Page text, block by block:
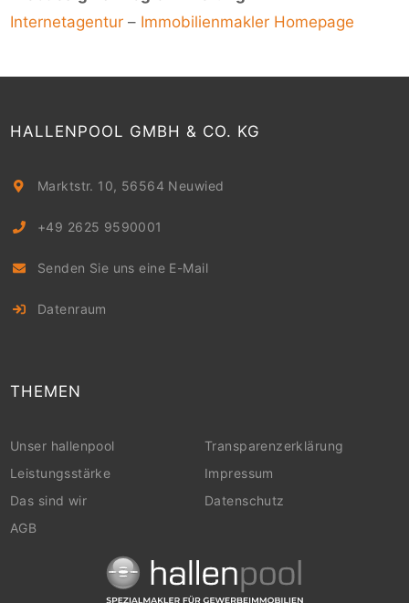
Internetagentur – Immobilienmakler Homepage
HALLENPOOL GMBH & CO. KG
Marktstr. 10, 56564 Neuwied
+49 2625 9590001
Senden Sie uns eine E-Mail
Datenraum
THEMEN
Unser hallenpool
Transparenzerklärung
Leistungsstärke
Impressum
Das sind wir
Datenschutz
AGB